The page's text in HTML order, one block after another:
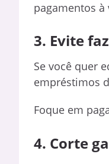
pagamentos
3. Evite
Se você quer
empréstimos
Foque em
4. Corte